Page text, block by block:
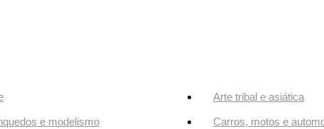
Arte tribal e asiática
e modelismo Carros, motos e